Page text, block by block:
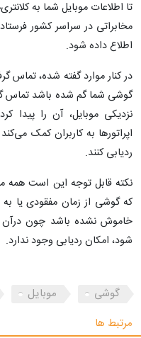
تا اطلاعات موبایل شما به
مخابراتی در سراسر کشور
اطلاع داده شود.
در کنار موارد گفته شده، تماس
گوشی شما گم شده باشد تماس
نزدیکی موبایل، آن را پیدا
اپراتورها به کاربران کمک
ردیابی کنند.
نکته قابل توجه این است همه
که گوشی از زمان مفقودی یا به
خاموش نشده باشد چون درآن
شود، امکان ردیابی وجود ندارد.
گوشی موبایل
مرتبط ها